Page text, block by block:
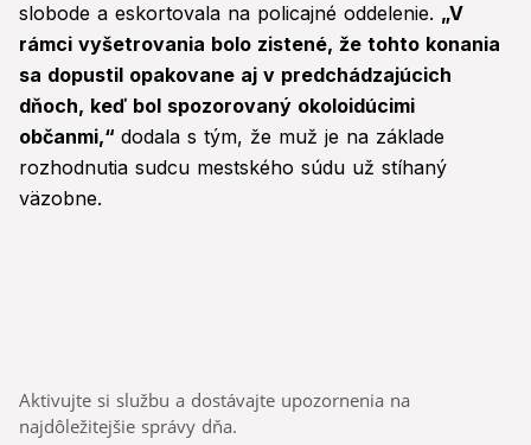
slobode a eskortovala na policajné oddelenie. „V
rámci vyšetrovania bolo zistené, že tohto konania
sa dopustil opakovane aj v predchádzajúcich
dňoch, keď bol spozorovaný okoloidúcimi
občanmi,“ dodala s tým, že muž je na základe
rozhodnutia sudcu mestského súdu už stíhaný
väzobne.
Aktivujte si službu a dostávajte upozornenia na
najdôležitejšie správy dňa.